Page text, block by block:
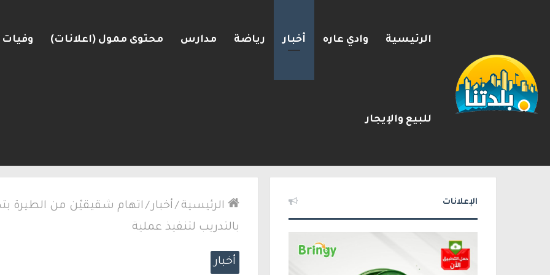
الرئيسية وادي عاره أخبار رياضة مدارس محتوى ممول (اعلانات) وفيات
للبيع والإيجار
الرئيسية / أخبار / اتهام شقيقيْن من الطيرة
بالتدريب لتنفيذ عملية
أخبار
الإعلانات